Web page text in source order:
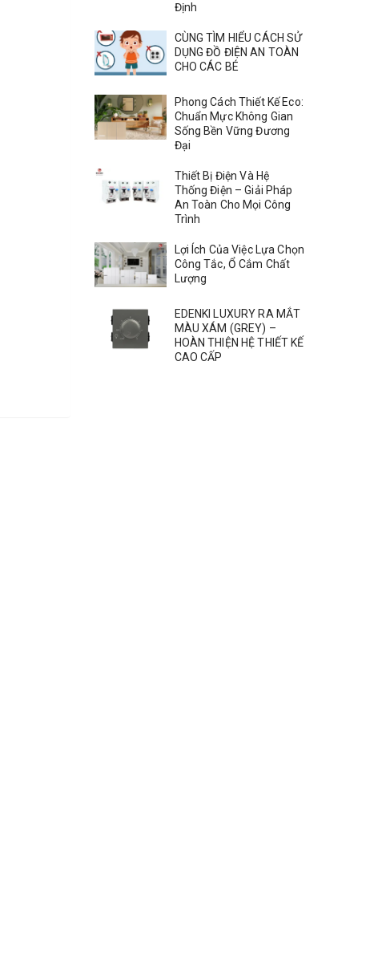
Định
CÙNG TÌM HIỂU CÁCH SỬ
DỤNG ĐỒ ĐIỆN AN TOÀN
CHO CÁC BÉ
Phong Cách Thiết Kế Eco:
Chuẩn Mực Không Gian
Sống Bền Vững Đương
Đại
Thiết Bị Điện Và Hệ
Thống Điện – Giải Pháp
An Toàn Cho Mọi Công
Trình
Lợi Ích Của Việc Lựa Chọn
Công Tắc, Ổ Cắm Chất
Lượng
EDENKI LUXURY RA MẮT
MÀU XÁM (GREY) –
HOÀN THIỆN HỆ THIẾT KẾ
CAO CẤP